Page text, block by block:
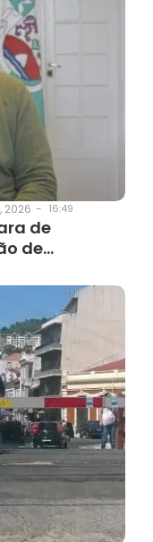
2026 - 16:49
de
de…